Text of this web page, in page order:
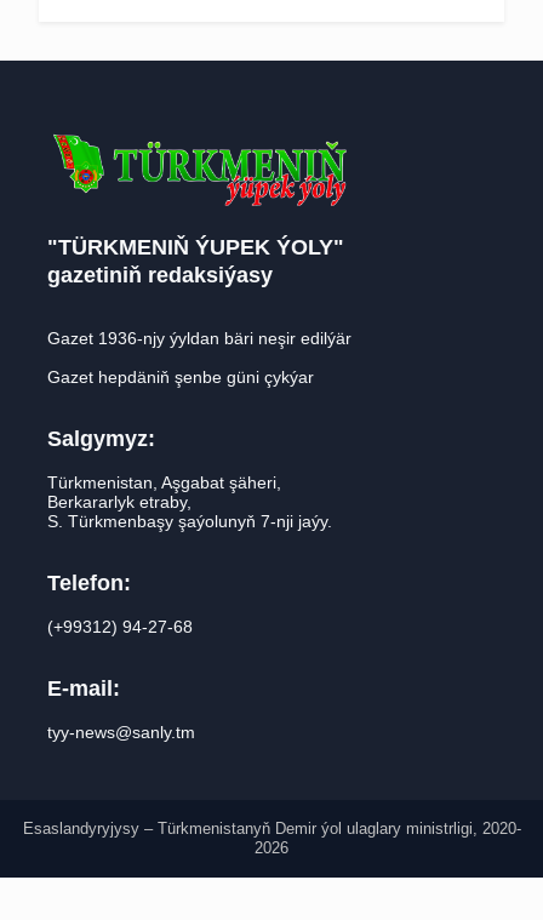
"TÜRKMENIŇ ÝUPEK ÝOLY"
gazetiniň redaksiýasy
Gazet 1936-njy ýyldan bäri neşir edilýär
Gazet hepdäniň şenbe güni çykýar
Salgymyz:
Türkmenistan, Aşgabat şäheri,
Berkararlyk etraby,
S. Türkmenbaşy şaýolunyň 7-nji jaýy.
Telefon:
(+99312) 94-27-68
E-mail:
tyy-news@sanly.tm
Esaslandyryjysy – Türkmenistanyň Demir ýol ulaglary ministrligi, 2020-
2026